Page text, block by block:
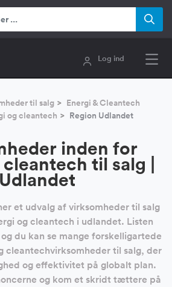
Log ind
til salg
Energi & Cleantech
og cleantech
Region Udlandet
inden for
til salg |
Udlandet
et udvalg af virksomheder til salg
og cleantech i udlandet. Listen
du kan se mange forskelligartede
cleantechvirksomheder til salg, der
og effektivitet på globalt plan.
og kom et skridt tættere på